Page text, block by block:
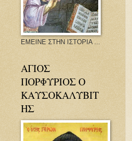
ΕΜΕΙΝΕ ΣΤΗΝ ΙΣΤΟΡΙΑ ...
ΑΓΙΟΣ
ΠΟΡΦΥΡΙΟΣ Ο
ΚΑΥΣΟΚΑΛΥΒΙΤ
ΗΣ